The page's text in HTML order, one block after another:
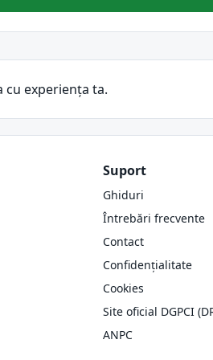
experiența ta.
Suport
Ghiduri
Întrebări frecvente
Contact
Confidențialitate
Cookies
Site oficial DGPCI
ANPC